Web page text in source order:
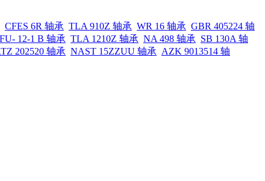
CFES 6R 轴承 TLA 910Z 轴承 WR 16 轴承 GBR 405224 轴
12-1 B 轴承 TLA 1210Z 轴承 NA 498 轴承 SB 130A 轴
202520 轴承 NAST 15ZZUU 轴承 AZK 9013514 轴